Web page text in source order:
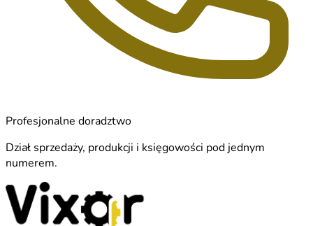
Profesjonalne doradztwo
Dział sprzedaży, produkcji i księgowości pod jednym
numerem.